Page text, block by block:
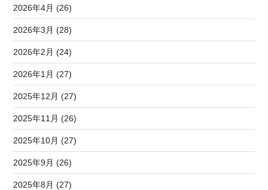
2026年4月 (26)
2026年3月 (28)
2026年2月 (24)
2026年1月 (27)
2025年12月 (27)
2025年11月 (26)
2025年10月 (27)
2025年9月 (26)
2025年8月 (27)